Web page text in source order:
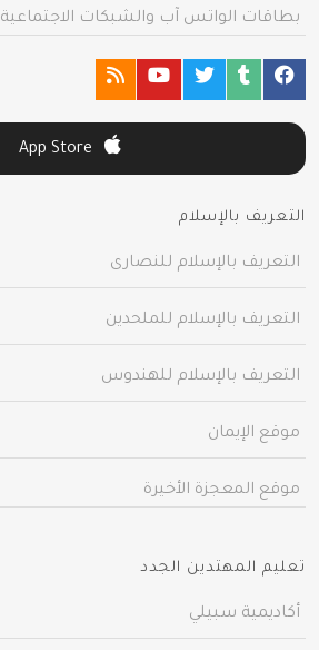
بطاقات الواتس آب والشبكات الاجتماعية
التعريف بالإسلام
التعريف بالإسلام للنصارى
التعريف بالإسلام للملحدين
التعريف بالإسلام للهندوس
موقع الإيمان
موقع المعجزة الأخيرة
تعليم المهتدين الجدد
أكاديمية سبيلي